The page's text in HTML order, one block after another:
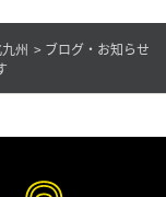
州
ブログ・お知らせ